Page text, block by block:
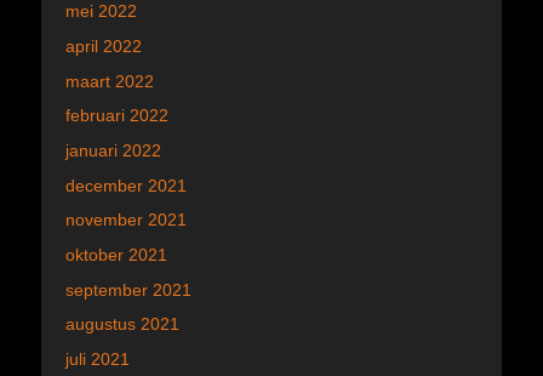
mei 2022
april 2022
maart 2022
februari 2022
januari 2022
december 2021
november 2021
oktober 2021
september 2021
augustus 2021
juli 2021